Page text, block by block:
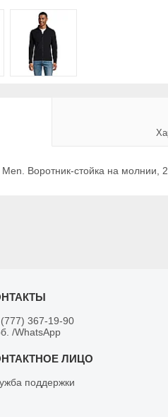
Воротник-стойка на
367-19-90
/WhatsApp
поддержки